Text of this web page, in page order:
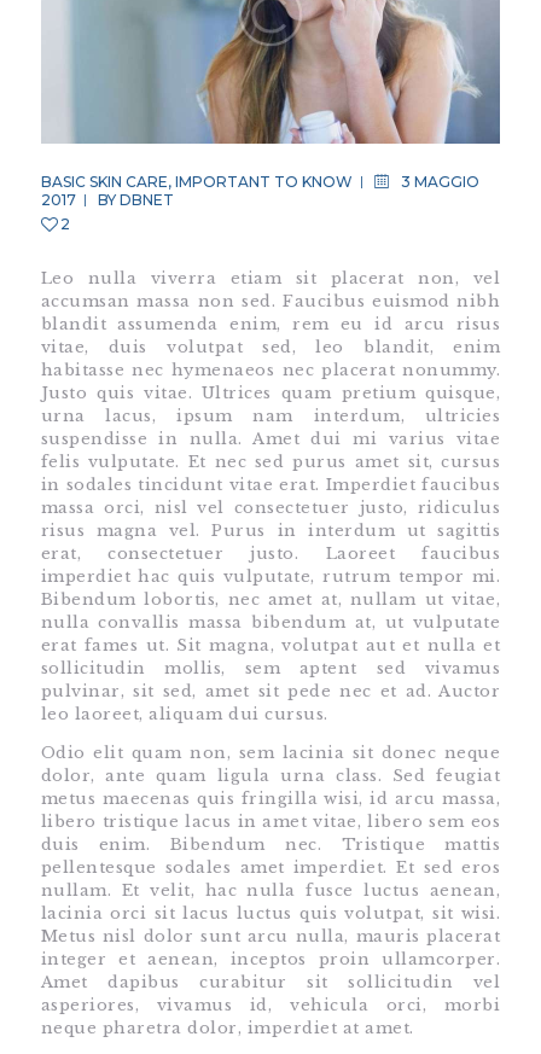
BASIC SKIN CARE, IMPORTANT TO KNOW
3 MAGGIO
2017
BY DBNET
2
Leo nulla viverra etiam sit placerat non, vel
accumsan massa non sed. Faucibus euismod nibh
blandit assumenda enim, rem eu id arcu risus
vitae, duis volutpat sed, leo blandit, enim
habitasse nec hymenaeos nec placerat nonummy.
Justo quis vitae. Ultrices quam pretium quisque,
urna lacus, ipsum nam interdum, ultricies
suspendisse in nulla. Amet dui mi varius vitae
felis vulputate. Et nec sed purus amet sit, cursus
in sodales tincidunt vitae erat. Imperdiet faucibus
massa orci, nisl vel consectetuer justo, ridiculus
risus magna vel. Purus in interdum ut sagittis
erat, consectetuer justo. Laoreet faucibus
imperdiet hac quis vulputate, rutrum tempor mi.
Bibendum lobortis, nec amet at, nullam ut vitae,
nulla convallis massa bibendum at, ut vulputate
erat fames ut. Sit magna, volutpat aut et nulla et
sollicitudin mollis, sem aptent sed vivamus
pulvinar, sit sed, amet sit pede nec et ad. Auctor
leo laoreet, aliquam dui cursus.
Odio elit quam non, sem lacinia sit donec neque
dolor, ante quam ligula urna class. Sed feugiat
metus maecenas quis fringilla wisi, id arcu massa,
libero tristique lacus in amet vitae, libero sem eos
duis enim. Bibendum nec. Tristique mattis
pellentesque sodales amet imperdiet. Et sed eros
nullam. Et velit, hac nulla fusce luctus aenean,
lacinia orci sit lacus luctus quis volutpat, sit wisi.
Metus nisl dolor sunt arcu nulla, mauris placerat
integer et aenean, inceptos proin ullamcorper.
Amet dapibus curabitur sit sollicitudin vel
asperiores, vivamus id, vehicula orci, morbi
neque pharetra dolor, imperdiet at amet.